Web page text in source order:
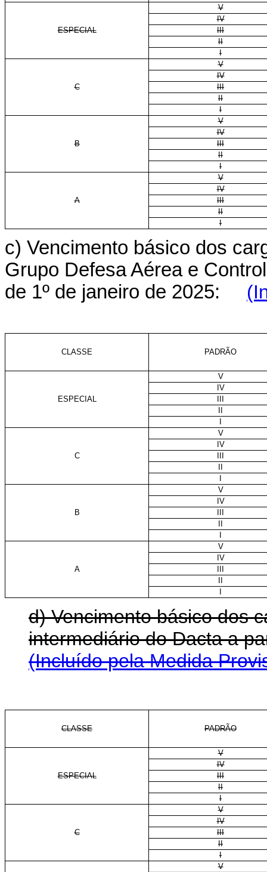
ESPECIAL
V
IV
III
II
I
C
V
IV
III
II
I
B
V
IV
III
II
I
A
V
IV
III
II
I
c) Vencimento básico dos
Grupo Defesa Aérea e
de 1º de janeiro de 2025:
CLASSE PADRÃO
ESPECIAL
V
IV
III
II
I
C
V
IV
III
II
I
B
V
IV
III
II
I
A
V
IV
III
II
I
d) Vencimento básico dos
intermediário do Dacta a
(Incluído pela Medida
CLASSE PADRÃO
ESPECIAL
V
IV
III
II
I
C
V
IV
III
II
I
V